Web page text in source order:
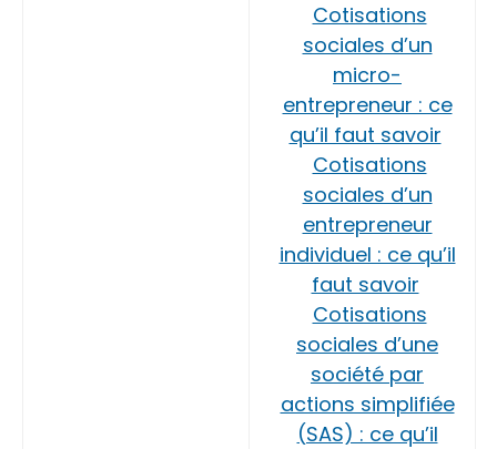
Cotisations
sociales d’un
micro-
entrepreneur : ce
qu’il faut savoir
Cotisations
sociales d’un
entrepreneur
individuel : ce qu’il
faut savoir
Cotisations
sociales d’une
société par
actions simplifiée
(SAS) : ce qu’il